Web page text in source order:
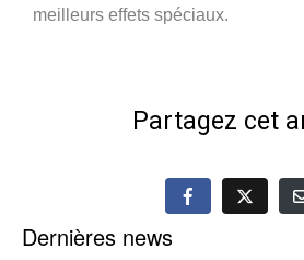
meilleurs effets spéciaux.
Partagez cet
Dernières news